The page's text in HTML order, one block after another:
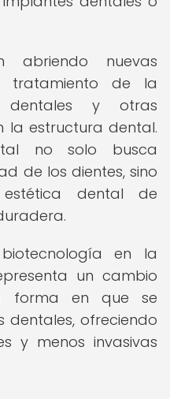
abriendo nuevas
tratamiento de la
dentales y otras
la estructura dental.
no solo busca
de los dientes, sino
dental de
en la
un cambio
forma en que se
ofreciendo
y menos invasivas